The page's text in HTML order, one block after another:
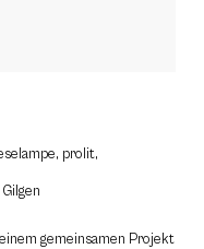
prolit,
gemeinsamen Projekt